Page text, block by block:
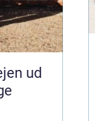
ud